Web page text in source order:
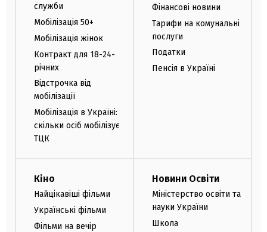
служби
Мобілізація 50+
Мобілізація жінок
Контракт для 18-24-
річних
Відстрочка від
мобілізації
Мобілізація в Україні:
скільки осіб мобілізує
ТЦК
Фінансові новини
Тарифи на комунальні
послуги
Податки
Пенсія в Україні
Кіно
Найцікавіші фільми
Українські фільми
Фільми на вечір
Новини Освіти
Міністерство освіти та
науки України
Школа